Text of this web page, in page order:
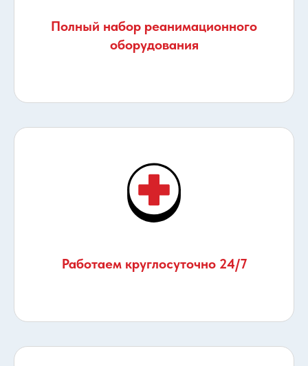
Полный набор реанимационного
оборудования
Работаем круглосуточно 24/7